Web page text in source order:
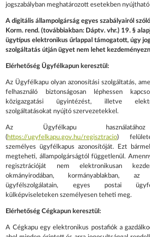
jogszabályban meghatározott esetekben nyújtható
A digitális állampolgárság egyes szabályairól
Korm. rend. (továbbiakban: Dáptv. vhr.) 19. §
ügytípus elektronikus űrlappal támogatott, úgy
szolgáltatás útján ügyet nem lehet
Elérhetőség Ügyfélkapun keresztül:
Az Ügyfélkapu olyan azonosítási szolgáltatás,
felhasználó biztonságosan léphessen
közigazgatási ügyintézést, illetve
szolgáltatásokat nyújtó szervezetekkel.
Az Ügyfélkapu
(https://ugyfelkapu.gov.hu/regisztracio)
személyes ügyfélkapus azonosítóját. Ezt
megteheti, állampolgárságtól függetlenül.
regisztrációját nem elektronikusan
okmányirodában, kormányablakban,
ügyfélszolgálatain, egyes postai
külképviseleteken személyesen teheti meg.
Elérhetőség Cégkapun keresztül:
A Cégkapu egy elektronikus postafiók a